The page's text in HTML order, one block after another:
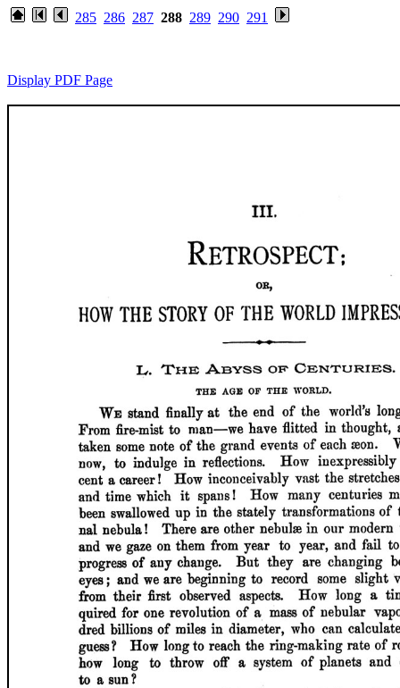
285 286 287 288 289 290 291
Display PDF Page